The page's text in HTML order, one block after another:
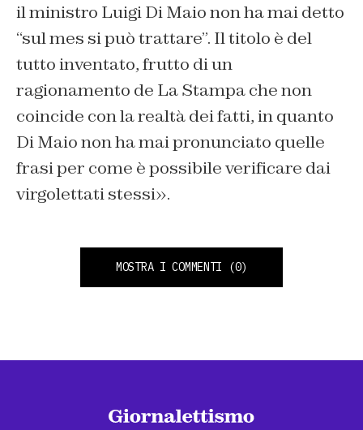
il ministro Luigi Di Maio non ha mai detto
“sul mes si può trattare”. Il titolo è del
tutto inventato, frutto di un
ragionamento de La Stampa che non
coincide con la realtà dei fatti, in quanto
Di Maio non ha mai pronunciato quelle
frasi per come è possibile verificare dai
virgolettati stessi».
MOSTRA I COMMENTI (0)